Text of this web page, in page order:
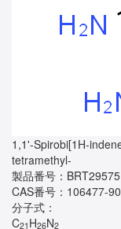
1,1'-Spirobi[1H-
tetramethyl-
製品番号： BRT29575
CAS番号： 106477-
分子式：
C21 H26N2